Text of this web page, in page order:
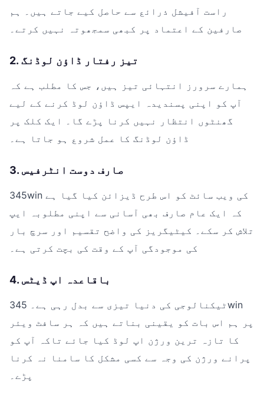
راست آفیشل ذرائع سے حاصل کیے جاتے ہیں۔ ہم
صارفین کے اعتماد پر کبھی سمجھوتہ نہیں کرتے۔
2. تیز رفتار ڈاؤن لوڈنگ
ہمارے سرورز انتہائی تیز ہیں، جس کا مطلب ہے کہ
آپ کو اپنی پسندیدہ ایپس ڈاؤن لوڈ کرنے کے لیے
گھنٹوں انتظار نہیں کرنا پڑے گا۔ ایک کلک پر
ڈاؤن لوڈنگ کا عمل شروع ہو جاتا ہے۔
3. صارف دوست انٹرفیس
345win کی ویب سائٹ کو اس طرح ڈیزائن کیا گیا ہے
کہ ایک عام صارف بھی آسانی سے اپنی مطلوبہ ایپ
تلاش کر سکے۔ کیٹیگریز کی واضح تقسیم اور سرچ بار
کی موجودگی آپ کے وقت کی بچت کرتی ہے۔
4. باقاعدہ اپ ڈیٹس
ٹیکنالوجی کی دنیا تیزی سے بدل رہی ہے۔ 345win
پر ہم اس بات کو یقینی بناتے ہیں کہ ہر سافٹ ویئر
کا تازہ ترین ورژن اپ لوڈ کیا جائے تاکہ آپ کو
پرانے ورژن کی وجہ سے کسی مشکل کا سامنا نہ کرنا
پڑے۔